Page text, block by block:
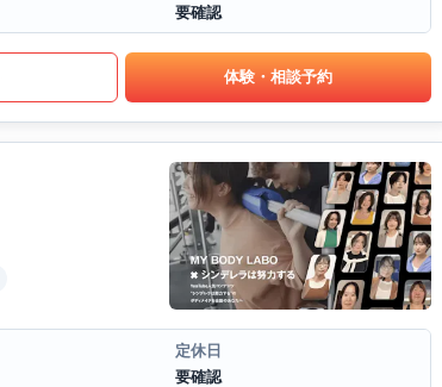
要確認
体験・相談予約
定休日
要確認